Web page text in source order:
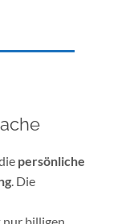
persönliche
. Die